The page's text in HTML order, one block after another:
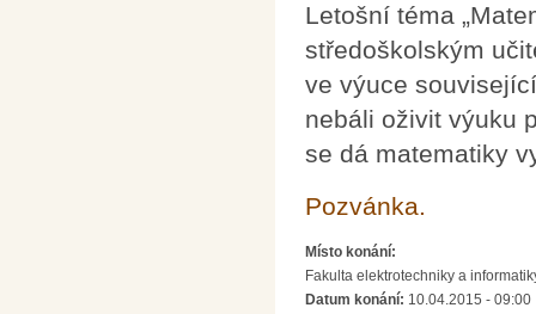
Letošní téma
středoškolským
ve výuce
nebáli oživit výuku
se dá matematiky
Pozvánka.
Místo konání:
Fakulta elektrotechniky a
Datum konání: 10.04.2015 - 09:00